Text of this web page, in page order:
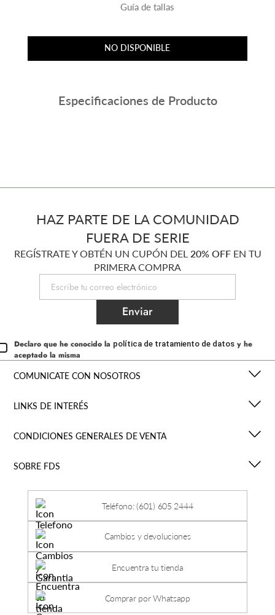
Guía de tallas
NO DISPONIBLE
Especificaciones de Producto
HAZ PARTE DE LA COMUNIDAD
FUERA DE SERIE
REGÍSTRATE Y OBTÉN UN CUPÓN DEL 20% OFFEN TU
PRIMERA COMPRA
Enviar
Declaro que he conocido la política de tratamiento de datos y he
aceptado la misma
COMUNICATE CON NOSOTROS
LINKS DE INTERÉS
CONDICIONES GENERALES DE VENTA
SOBRE FDS
Teléfono: (601) 605 2444
Cambios y devoluciones
Encuentra tu tienda
Comprar por Whatsapp